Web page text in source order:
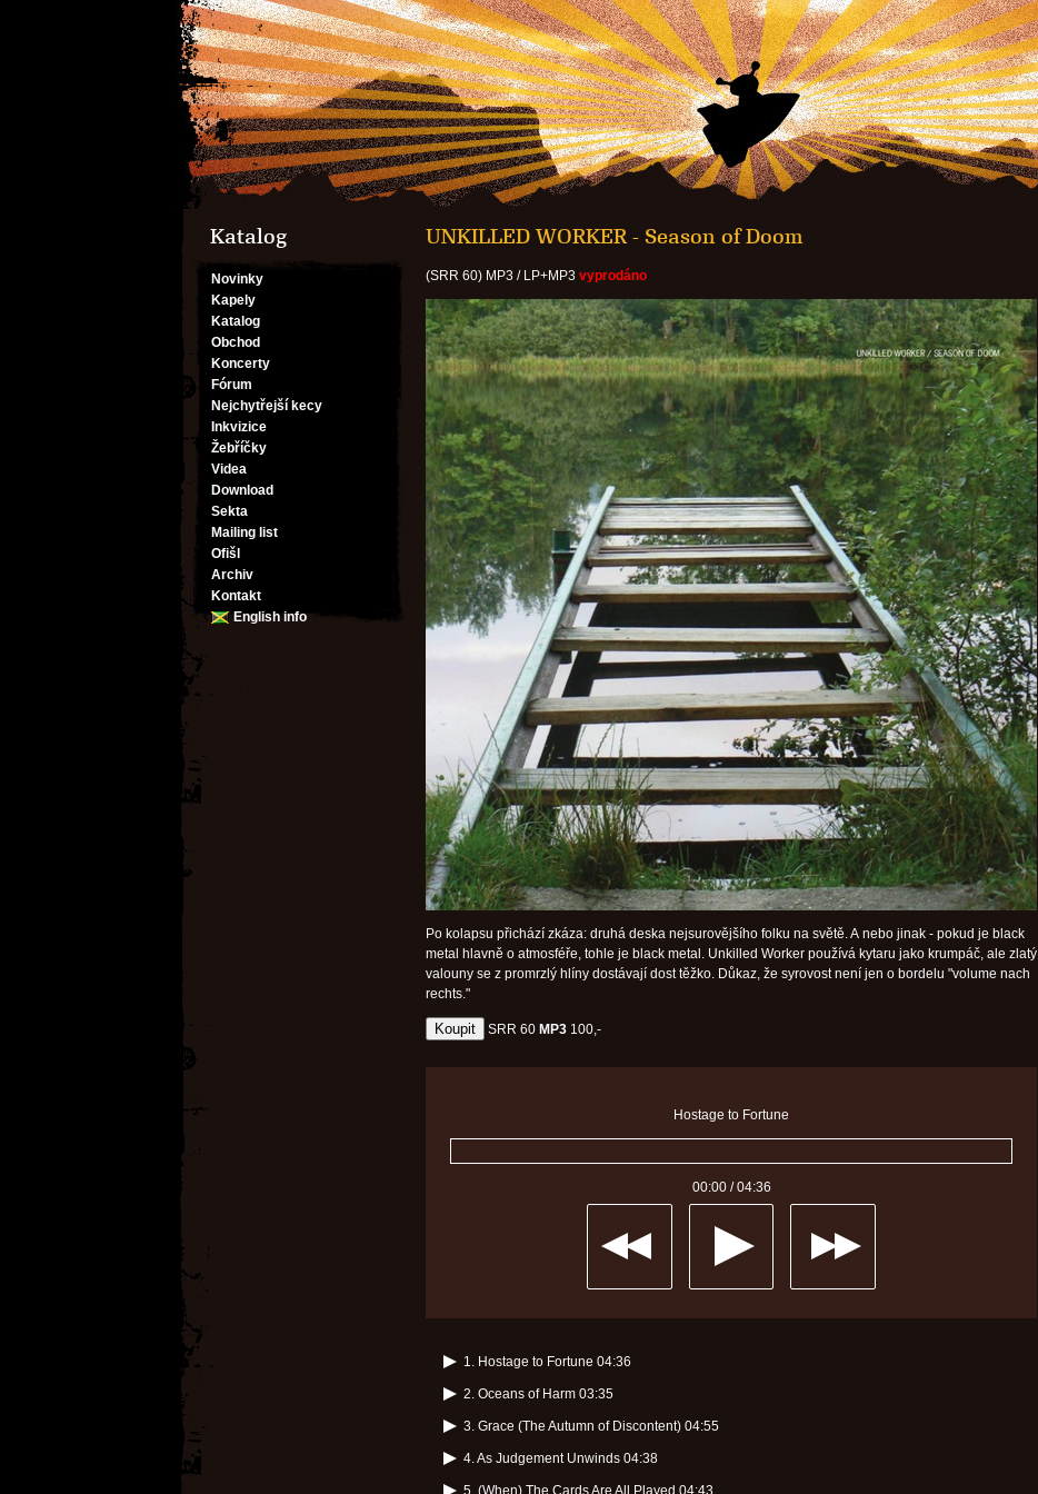
Katalog
Novinky
Kapely
Katalog
Obchod
Koncerty
Fórum
Nejchytřejší kecy
Inkvizice
Žebříčky
Videa
Download
Sekta
Mailing list
Ofišl
Archiv
Kontakt
English info
UNKILLED WORKER - Season of Doom
(SRR 60) MP3 / LP+MP3 vyprodáno
Po kolapsu přichází zkáza: druhá deska nejsurovějšího folku na světě. A nebo jinak - pokud je black
metal hlavně o atmosféře, tohle je black metal. Unkilled Worker používá kytaru jako krumpáč, ale zlatý
valouny se z promrzlý hlíny dostávají dost těžko. Důkaz, že syrovost není jen o bordelu "volume nach
rechts."
SRR 60 MP3 100,-
Hostage to Fortune
00:00/04:36
1. Hostage to Fortune 04:36
2. Oceans of Harm 03:35
3. Grace (The Autumn of Discontent) 04:55
4. As Judgement Unwinds 04:38
5. (When) The Cards Are All Played 04:43